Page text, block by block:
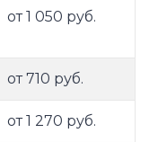
от 1 050 руб.
от 710 руб.
от 1 270 руб.